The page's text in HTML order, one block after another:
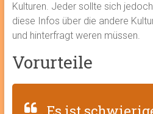
Kulturen. Jeder sollte sich
diese Infos über die andere
und hinterfragt weren müssen.
Vorurteile